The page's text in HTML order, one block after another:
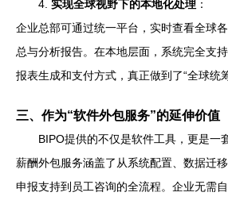
4. 实现全球视野下的本地化处理 ：
企业总部可通过统一平台，实时查看全球
总与分析报告。在本地层面，系统完全支
报表生成和支付方式，真正做到了“全球统
三、作为“软件外包服务”的延伸价值
BIPO提供的不仅是软件工具，更是一
薪酬外包服务涵盖了从系统配置、数据迁
申报支持到员工咨询的全流程。企业无需